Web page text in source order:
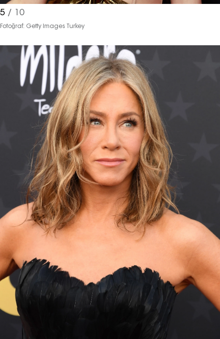
5 / 10
Fotoğraf: Getty Images Turkey